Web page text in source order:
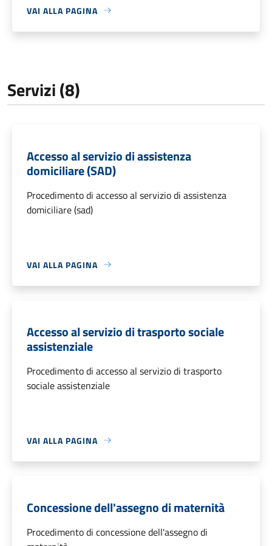
VAI ALLA PAGINA
Servizi (8)
Accesso al servizio di assistenza
domiciliare (SAD)
Procedimento di accesso al servizio di assistenza
domiciliare (sad)
VAI ALLA PAGINA
Accesso al servizio di trasporto sociale
assistenziale
Procedimento di accesso al servizio di trasporto
sociale assistenziale
VAI ALLA PAGINA
Concessione dell'assegno di maternità
Procedimento di concessione dell'assegno di